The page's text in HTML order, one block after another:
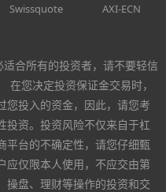
Swissquote AXI-ECN
合所有的投资者，请不要轻信
在您决定投资保证金交易时，
您投入的资金，因此，请您考
投资。投资风险不仅来自于杠
平台的不确定性，请您仔细甄
应仅限本人使用，不应交由第
操盘、理财等操作的投资和交